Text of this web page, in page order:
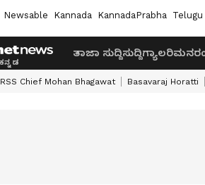
Newsable Kannada KannadaPrabha Telugu
ತಾಜಾ ಸುದ್ದಿಸುದ್ದಿಗ್ಯಾಲರಿ
RSS Chief Mohan Bhagawat Basavaraj Horatti